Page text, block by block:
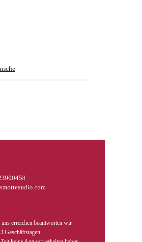
erreichen beantworten wir
Geschäftstagen.